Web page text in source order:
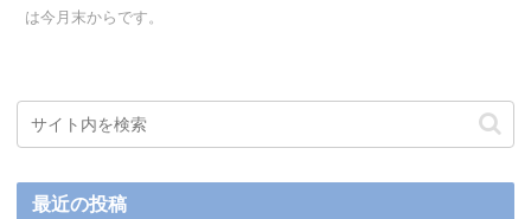
は今月末からです。
最近の投稿